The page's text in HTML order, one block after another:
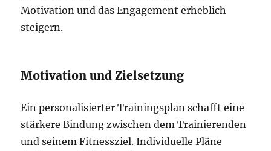
Motivation und das Engagement erheblich
steigern.
Motivation und Zielsetzung
Ein personalisierter Trainingsplan schafft eine
stärkere Bindung zwischen dem Trainierenden
und seinem Fitnessziel. Individuelle Pläne